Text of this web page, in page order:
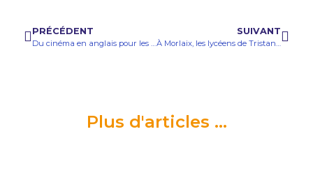
PRÉCÉDENT
Du cinéma en anglais pour les classes européennes à la Salamandre à Morlaix
SUIVANT
À Morlaix, les lycéens de Tristan-Corbière au chevet du ruisseau du Menguen
Plus d'articles ...